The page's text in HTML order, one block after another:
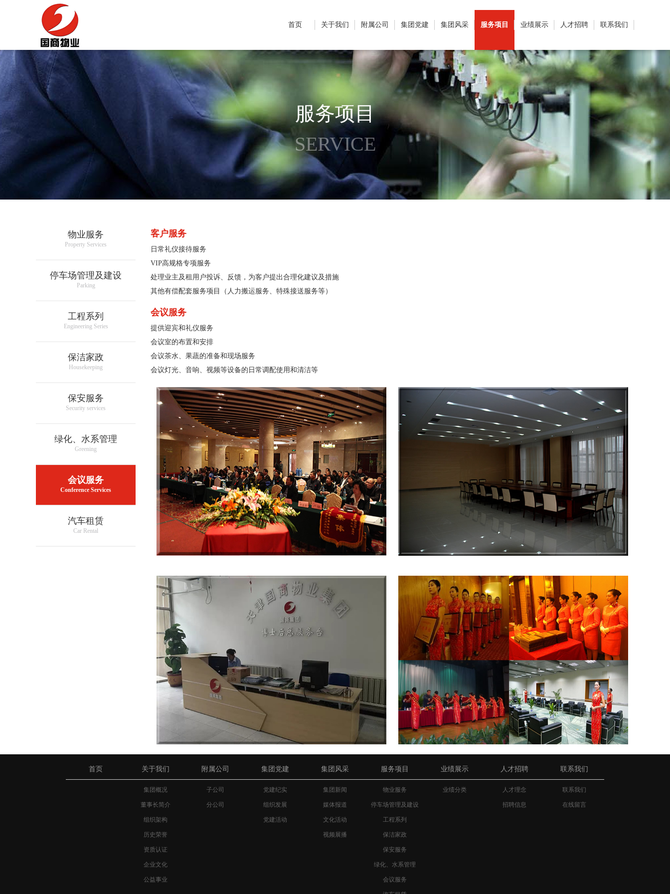
首页 关于我们 附属公司 集团党建 集团风采 服务项目 业绩展示 人才招聘 联系我们
服务项目
SERVICE
物业服务
Property Services
停车场管理及建设
Parking
工程系列
Engineering Series
保洁家政
Housekeeping
保安服务
Security services
绿化、水系管理
Greening
会议服务
Conference Services
汽车租赁
Car Rental
客户服务
日常礼仪接待服务
VIP高规格专项服务
处理业主及租用户投诉、反馈，为客户提出合理化建议及措施
其他有偿配套服务项目（人力搬运服务、特殊接送服务等）
会议服务
提供迎宾和礼仪服务
会议室的布置和安排
会议茶水、果蔬的准备和现场服务
会议灯光、音响、视频等设备的日常调配使用和清洁等
首页 关于我们
集团概况
董事长简介
组织架构
历史荣誉
资质认证
企业文化
公益事业
附属公司
子公司
分公司
集团党建
党建纪实
组织发展
党建活动
集团风采
集团新闻
媒体报道
文化活动
视频展播
服务项目
物业服务
停车场管理及建设
工程系列
保洁家政
保安服务
绿化、水系管理
会议服务
业绩展示
业绩分类
人才招聘
人才理念
招聘信息
联系我们
联系我们
在线留言